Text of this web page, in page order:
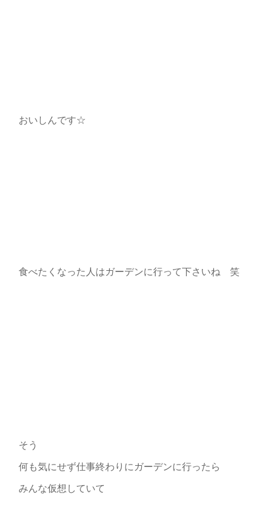
おいしんです☆
食べたくなった人はガーデンに行って下さいね 笑
そう
何も気にせず仕事終わりにガーデンに行ったら
みんな仮想していて